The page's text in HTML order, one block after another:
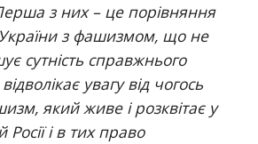
з них – це порівняння
України з фашизмом, що не
сутність справжнього
увагу від чогось
який живе і розквітає у
Росії і в тих право